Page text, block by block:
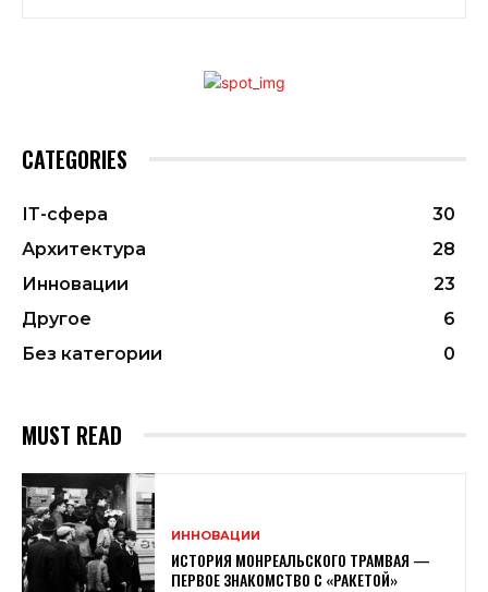
CATEGORIES
ІТ-сфера
30
Архитектура
28
Инновации
23
Другое
6
Без категории
0
MUST READ
ИННОВАЦИИ
ИСТОРИЯ МОНРЕАЛЬСКОГО ТРАМВАЯ —
ПЕРВОЕ ЗНАКОМСТВО С «РАКЕТОЙ»